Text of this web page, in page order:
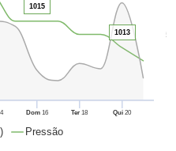
Pressão
50
Dom16 Ter 18 Qui 20
1015
1013